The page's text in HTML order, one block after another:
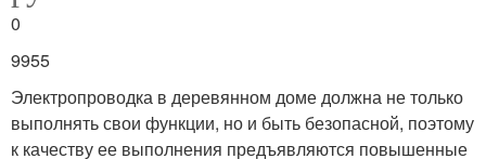
0
9955
Электропроводка в деревянном доме должна не только
выполнять свои функции, но и быть безопасной, поэтому
к качеству ее выполнения предъявляются повышенные